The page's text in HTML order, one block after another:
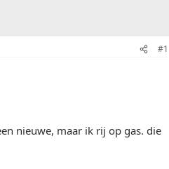
#1
nieuwe, maar ik rij op gas. die